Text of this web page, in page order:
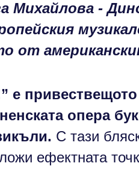
Михайлова -
от
е
опера
С тази
ефектната